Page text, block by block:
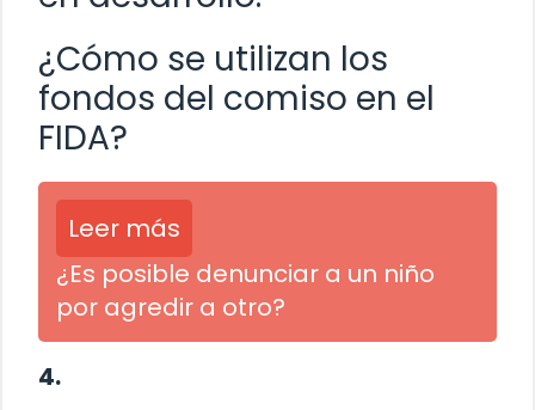
¿Cómo se utilizan los
fondos del comiso en el
FIDA?
Leer más
¿Es posible denunciar a un niño
por agredir a otro?
4.